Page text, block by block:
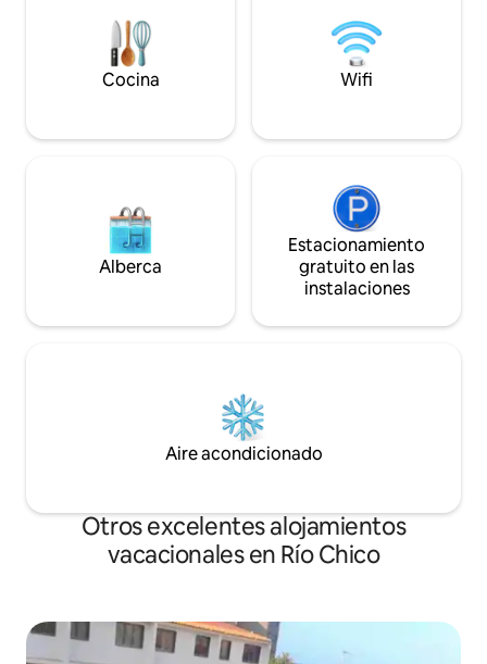
desayunador para 2 personas.
Estacionamiento
Cocina Wifi
Alberca
Estacionamiento
gratuito en las
instalaciones
Aire acondicionado
Otros excelentes alojamientos
vacacionales en Río Chico